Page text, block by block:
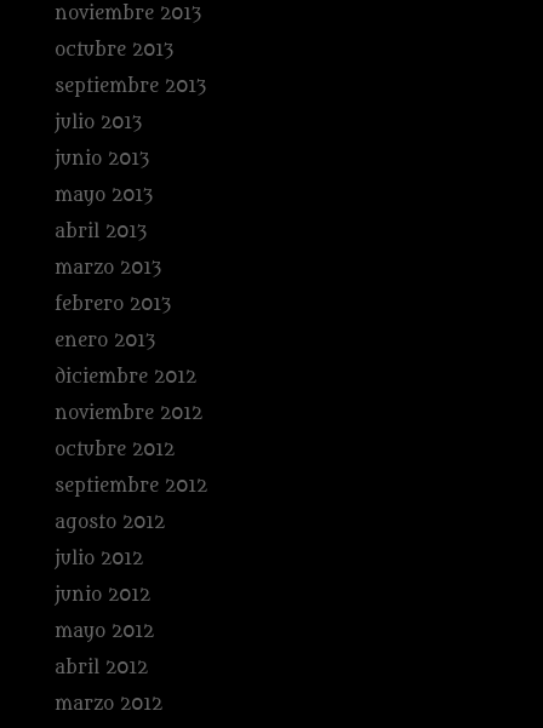
noviembre 2013
octubre 2013
septiembre 2013
julio 2013
junio 2013
mayo 2013
abril 2013
marzo 2013
febrero 2013
enero 2013
diciembre 2012
noviembre 2012
octubre 2012
septiembre 2012
agosto 2012
julio 2012
junio 2012
mayo 2012
abril 2012
marzo 2012